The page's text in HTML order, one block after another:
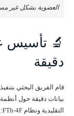
العضوية بشكل غير
🔬 تأسيس
دقيقة
قام الفريق البحثي
بيانات دقيقة حول أنظمة
التقليدية ونظام D18:FTh-4F أثبتت وجود فرق جوهري في معالجة وفصل حالة